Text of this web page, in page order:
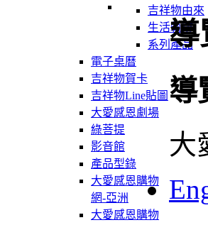
吉祥物由來
生活軌跡
系列產品
電子桌曆
吉祥物賀卡
吉祥物Line貼圖
大愛感恩劇場
綠菩提
影音館
產品型錄
大愛感恩購物
網-亞洲
大愛感恩購物
導
導
大